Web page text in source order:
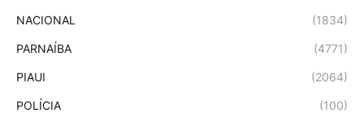
NACIONAL (1834)
PARNAÍBA (4771)
PIAUI (2064)
POLÍCIA (100)